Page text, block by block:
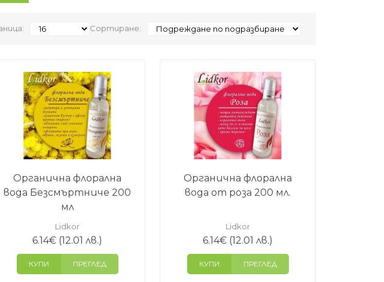
тонизиране и приятно усещане върху кожата. Те могат да
, особено когато искате грижата Ви да бъде по-завършена
Сортиране:
Органична флорална
вода Безсмъртниче 200
мл
Lidkor
6.14€ (12.01 лв.)
КУПИ ПРЕГЛЕД
Органична флорална
вода от роза 200 мл.
Lidkor
6.14€ (12.01 лв.)
КУПИ ПРЕГЛЕД